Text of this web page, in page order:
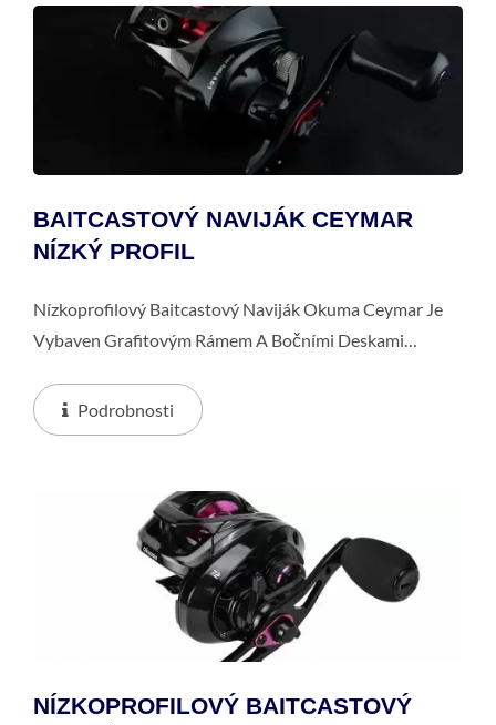
BAITCASTOVÝ NAVIJÁK CEYMAR
NÍZKÝ PROFIL
Nízkoprofilový Baitcastový Naviják Okuma Ceymar Je
Vybaven Grafitovým Rámem A Bočními Deskami
A6061-T6. Je Také Vybaven Vícediskovým
Kompozitním...
Podrobnosti
NÍZKOPROFILOVÝ BAITCASTOVÝ